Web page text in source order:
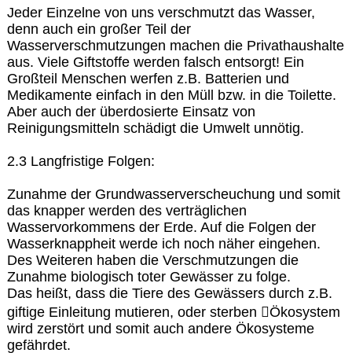
Jeder Einzelne von uns verschmutzt das Wasser,
denn auch ein großer Teil der
Wasserverschmutzungen machen die Privathaushalte
aus. Viele Giftstoffe werden falsch entsorgt! Ein
Großteil Menschen werfen z.B. Batterien und
Medikamente einfach in den Müll bzw. in die Toilette.
Aber auch der überdosierte Einsatz von
Reinigungsmitteln schädigt die Umwelt unnötig.
2.3 Langfristige Folgen:
Zunahme der Grundwasserverscheuchung und somit
das knapper werden des verträglichen
Wasservorkommens der Erde. Auf die Folgen der
Wasserknappheit werde ich noch näher eingehen.
Des Weiteren haben die Verschmutzungen die
Zunahme biologisch toter Gewässer zu folge.
Das heißt, dass die Tiere des Gewässers durch z.B.
giftige Einleitung mutieren, oder sterben Ökosystem
wird zerstört und somit auch andere Ökosysteme
gefährdet.